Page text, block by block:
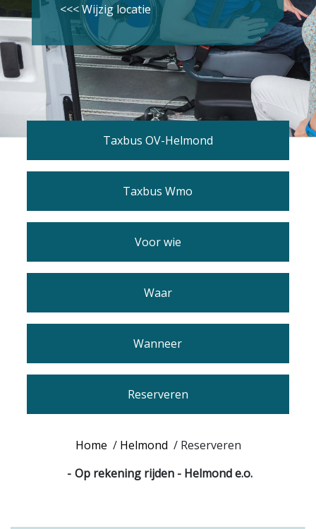
<<< Wijzig locatie
Taxbus OV-Helmond
Taxbus Wmo
Voor wie
Waar
Wanneer
Reserveren
Home / Helmond / Reserveren
Op rekening rijden - Helmond e.o.